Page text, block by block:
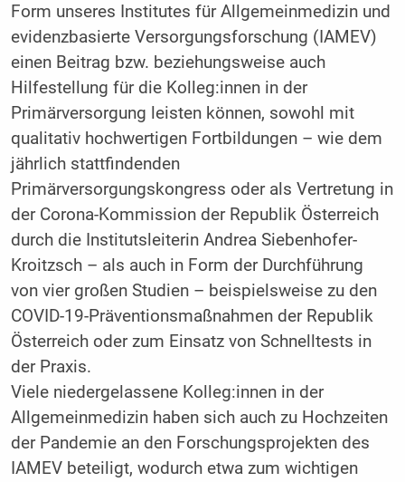
Form unseres Institutes für Allgemeinmedizin und
evidenzbasierte Versorgungsforschung (IAMEV)
einen Beitrag bzw. beziehungsweise auch
Hilfestellung für die Kolleg:innen in der
Primärversorgung leisten können, sowohl mit
qualitativ hochwertigen Fortbildungen – wie dem
jährlich stattfindenden
Primärversorgungskongress oder als Vertretung in
der Corona-Kommission der Republik Österreich
durch die Institutsleiterin Andrea Siebenhofer-
Kroitzsch – als auch in Form der Durchführung
von vier großen Studien – beispielsweise zu den
COVID-19-Präventionsmaßnahmen der Republik
Österreich oder zum Einsatz von Schnelltests in
der Praxis.
Viele niedergelassene Kolleg:innen in der
Allgemeinmedizin haben sich auch zu Hochzeiten
der Pandemie an den Forschungsprojekten des
IAMEV beteiligt, wodurch etwa zum wichtigen